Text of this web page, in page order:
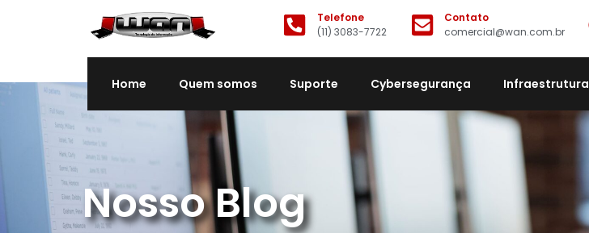
Telefone
(11) 3083-7722
Contato
comercial@wan.com.br
Home Quem somos Suporte Cybersegurança Infraestrutura
Nosso Blog